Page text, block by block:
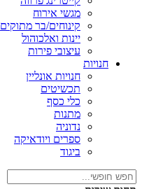
מגשי אירוח
קינוחים/בר מתוקים
יינות ואלכוהול
עיצובי פירות
חנויות
חנויות אונליין
תכשיטים
כלי כסף
מתנות
נדוניה
ספרים ויודאיקה
ביגוד